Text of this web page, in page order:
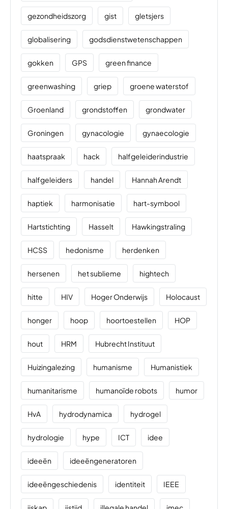
gezondheidszorg gist gletsjers
globalisering godsdienstwetenschappen
gokken GPS green finance
greenwashing griep groene waterstof
Groenland grondstoffen grondwater
Groningen gynacologie gynaecologie
haatspraak hack halfgeleiderindustrie
halfgeleiders handel Hannah Arendt
haptiek harmonisatie hart-symbool
Hartstichting Hasselt Hawkingstraling
HCSS hedonisme herdenken
hersenen het sublieme hightech
hitte HIV Hoger Onderwijs Holocaust
honger hoop hoortoestellen HOP
hout HRM Hubrecht Instituut
Huizingalezing humanisme Humanistiek
humanitarisme humanoïde robots humor
HvA hydrodynamica hydrogel
hydrologie hype ICT idee
ideeën ideeëngeneratoren
ideeëngeschiedenis identiteit IEEE